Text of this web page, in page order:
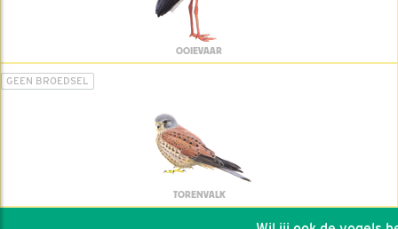
OOIEVAAR
GEEN BROEDSEL
TORENVALK